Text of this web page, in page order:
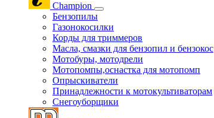
Champion
Бензопилы
Газонокосилки
Корды для триммеров
Масла, смазки для бензопил и бензокос
Мотобуры, мотодрели
Мотопомпы,оснастка для мотопомп
Опрыскиватели
Принадлежности к мотокультиваторам
Снегоуборщики